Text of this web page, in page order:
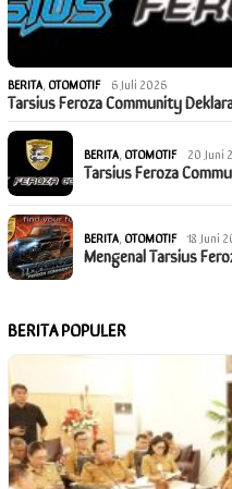
BERITA,OTOMOTIF 6 Juli 2026
Tarsius Feroza Community
BERITA,OTOMOTIF 20 Juni
Tarsius Feroza
BERITA,OTOMOTIF 18 Juni
Mengenal Tarsius
BERITA POPULER